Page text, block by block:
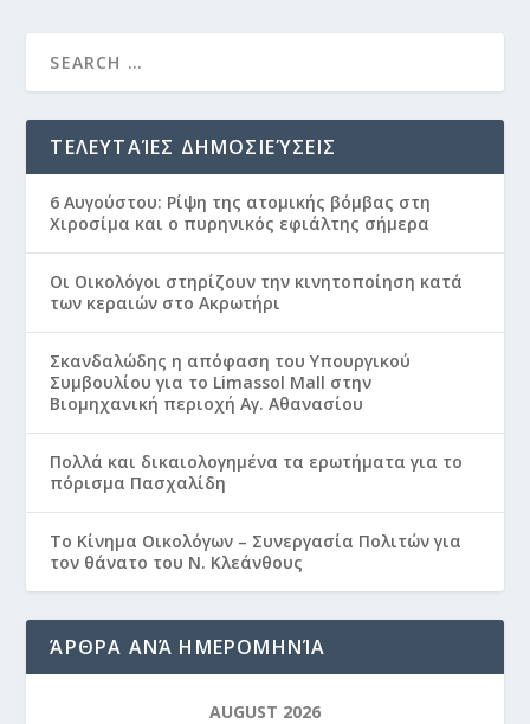
ΤΕΛΕΥΤΑΊΕΣ ΔΗΜΟΣΙΕΎΣΕΙΣ
6 Αυγούστου: Ρίψη της ατομικής βόμβας στη
Χιροσίμα και ο πυρηνικός εφιάλτης σήμερα
Οι Οικολόγοι στηρίζουν την κινητοποίηση κατά
των κεραιών στο Ακρωτήρι
Σκανδαλώδης η απόφαση του Υπουργικού
Συμβουλίου για το Limassol Mall στην
Βιομηχανική περιοχή Αγ. Αθανασίου
Πολλά και δικαιολογημένα τα ερωτήματα για το
πόρισμα Πασχαλίδη
Το Κίνημα Οικολόγων – Συνεργασία Πολιτών για
τον θάνατο του Ν. Κλεάνθους
ΆΡΘΡΑ ΑΝΆ ΗΜΕΡΟΜΗΝΊΑ
AUGUST 2026